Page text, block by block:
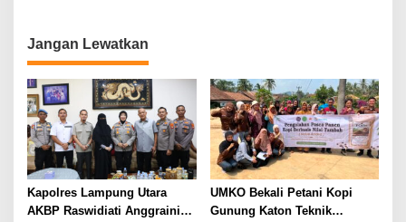
Tahun, Nyaris Diamuk Massa
Jangan Lewatkan
Kapolres Lampung Utara
AKBP Raswidiati Anggraini
UMKO Bekali Petani Kopi
Gunung Katon Teknik